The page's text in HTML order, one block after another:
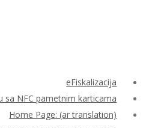
eFiskalizacija
sa NFC pametnim karticama
Home Page: (ar translation)